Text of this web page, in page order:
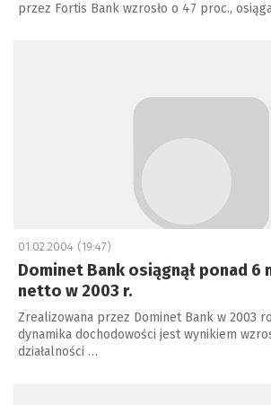
przez Fortis Bank wzrosło o 47 proc.,
01.02.2004 (19:47)
Dominet Bank osiągnął ponad 6
netto w 2003 r.
Zrealizowana przez Dominet Bank w 2003
dynamika dochodowości jest wynikiem
działalności …